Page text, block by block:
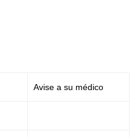
Avise a su médico